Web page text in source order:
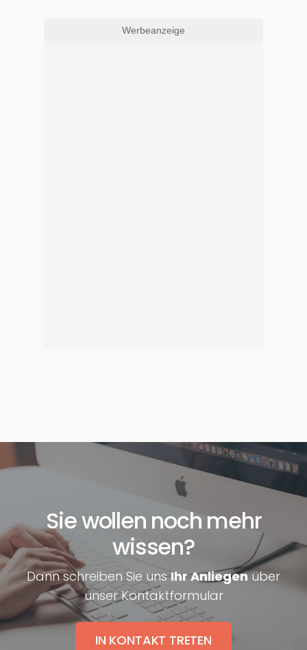
Werbeanzeige
Sie wollen noch mehr
wissen?
Dann schreiben Sie unsIhr Anliegenüber
unser Kontaktformular
IN KONTAKT TRETEN